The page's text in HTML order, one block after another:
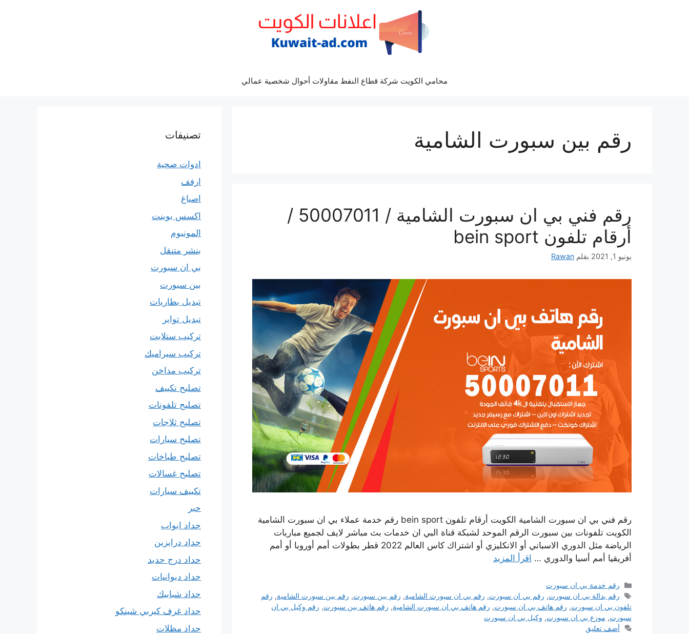
محامي الكويت شركة قطاع النفط مقاولات أحوال شخصية عمالي
رقم بين سبورت الشامية
رقم فني بي ان سبورت الشامية / 50007011 /
أرقام تلفون bein sport
يونيو 1, 2021 بقلم Rawan
رقم فني بي ان سبورت الشامية الكويت أرقام تلفون bein sport رقم خدمة عملاء بي ان سبورت الشامية
الكويت تلفونات بين سبورت الرقم الموحد لشبكة قناة البي ان خدمات بث مباشر لايف لجميع مباريات
الرياضة مثل الدوري الاسباني أو الانكليزي أو اشتراك كاس العالم 2022 قطر بطولات أمم أوروبا أو أمم
أفريقيا أمم أسيا والدوري … اقرأ المزيد
التصنيفات
رقم خدمة بي ان سبورت
الوسوم
رقم بدالة بي ان سبورت, رقم بي ان سبورت, رقم بي ان سبورت الشامية, رقم بين سبورت, رقم بين سبورت الشامية, رقم
تلفون بي ان سبورت, رقم هاتف بي ان سبورت, رقم هاتف بي ان سبورت الشامية, رقم هاتف بين سبورت, رقم وكيل بي ان
سبورت, موزع بي ان سبورت, وكيل بي ان سبورت
أضف تعليق
تصنيفات
ادوات صحية
ارفف
اصباغ
اكسس بوينت
المونيوم
بنشر متنقل
بي ان سبورت
بين سبورت
تبديل بطاريات
تبديل تواير
تركيب ستلايت
تركيب سيراميك
تركيب مداخن
تصليح تكييف
تصليح تلفونات
تصليح ثلاجات
تصليح سيارات
تصليح طباخات
تصليح غسالات
تكييف سيارات
حبر
حداد ابواب
حداد درابزين
حداد درج حديد
حداد ديوانيات
حداد شبابيك
حداد غرف كيربي شينكو
حداد مظلات